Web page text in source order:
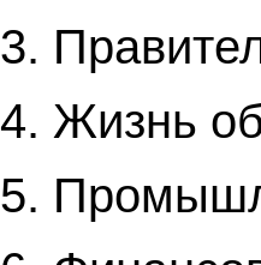
3.
4. Жизнь
5.